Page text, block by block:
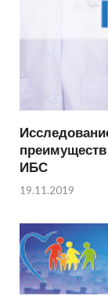
ИБС
19.11.2019